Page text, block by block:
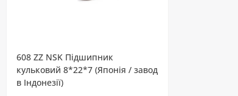
608 ZZ NSK Підшипник
кульковий 8*22*7 (Японія / завод
в Індонезії)